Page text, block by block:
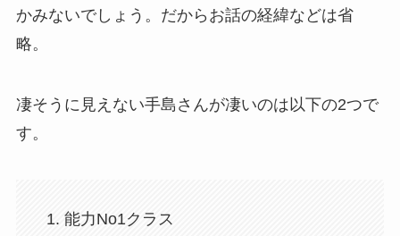
かみないでしょう。だからお話の経緯などは省
略。
凄そうに見えない手島さんが凄いのは以下の2つで
す。
能力No1クラス